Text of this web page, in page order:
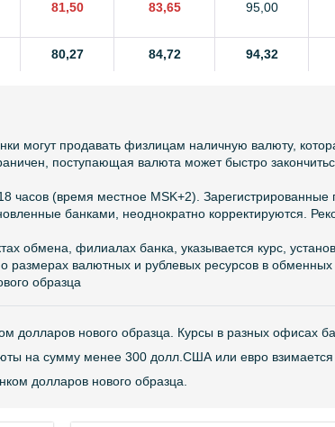
81,50 83,65 95,00
80,27 84,72 94,32
могут продавать физлицам наличную валюту,
поступающая валюта может быстро
часов (время местное MSK+2). Зарегистрированные
банками, неоднократно корректируются.
обмена, филиалах банка, указывается курс,
валютных и рублевых ресурсов в обменных
образца
долларов нового образца. Курсы в разных офисах
на сумму менее 300 долл.США или евро взимается
долларов нового образца.